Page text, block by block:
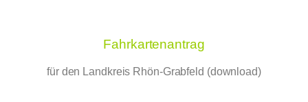
Fahrkartenantrag
für den Landkreis Rhön-Grabfeld (download)